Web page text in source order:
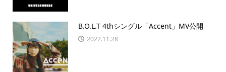
B.O.L.T 4thシングル「Accent」MV公開
2022.11.28